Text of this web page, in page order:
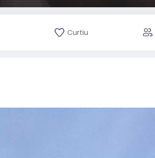
Curtiu